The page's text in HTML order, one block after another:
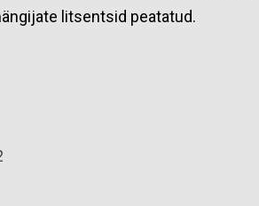
litsentsid peatatud.